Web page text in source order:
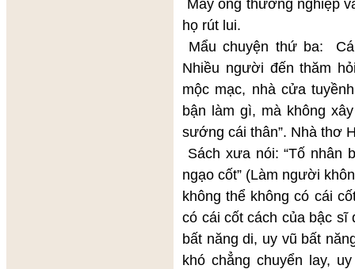
Mấy ông thương nghiệp
họ rút lui.
Mẩu chuyện thứ ba:
Nhiều người đến thăm
mộc mạc, nhà cửa
bận làm gì, mà không
sướng cái thân”. Nhà thơ
Sách xưa nói: “Tố nhân
ngạo cốt” (Làm người
không thể không có cái
có cái cốt cách của bậc sĩ
bất năng di, uy vũ bất
khó chẳng chuyển lay,